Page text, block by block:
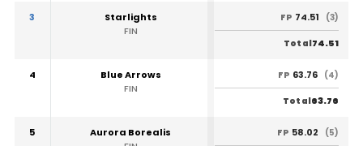
3
Starlights
FIN
FP 74.51 (3)
Total74.51
4
Blue Arrows
FIN
FP 63.76 (4)
Total63.76
5
Aurora Borealis
FP 58.02 (5)